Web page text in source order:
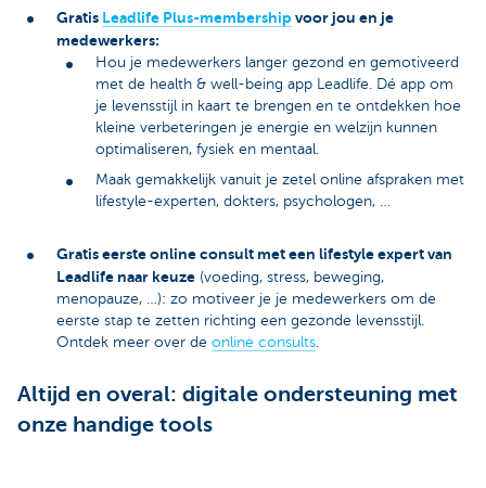
Gratis Leadlife Plus-membership voor jou en je
medewerkers:
Hou je medewerkers langer gezond en gemotiveerd
met de health & well-being app Leadlife. Dé app om
je levensstijl in kaart te brengen en te ontdekken hoe
kleine verbeteringen je energie en welzijn kunnen
optimaliseren, fysiek en mentaal.
Maak gemakkelijk vanuit je zetel online afspraken met
lifestyle-experten, dokters, psychologen, …
Gratis eerste online consult met een lifestyle expert van
Leadlife naar keuze (voeding, stress, beweging,
menopauze, …): zo motiveer je je medewerkers om de
eerste stap te zetten richting een gezonde levensstijl.
Ontdek meer over de online consults
Altijd en overal: digitale ondersteuning met
onze handige tools